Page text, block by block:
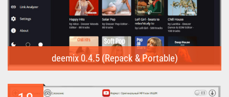
deemix 0.4.5 (Repack & Portable)
треки...